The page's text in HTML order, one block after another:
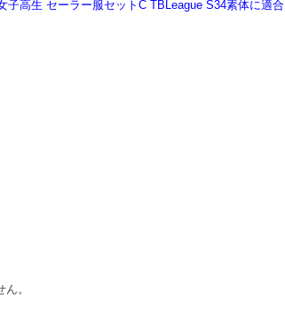
高生 セーラー服セットC TBLeague S34素体に適合
。